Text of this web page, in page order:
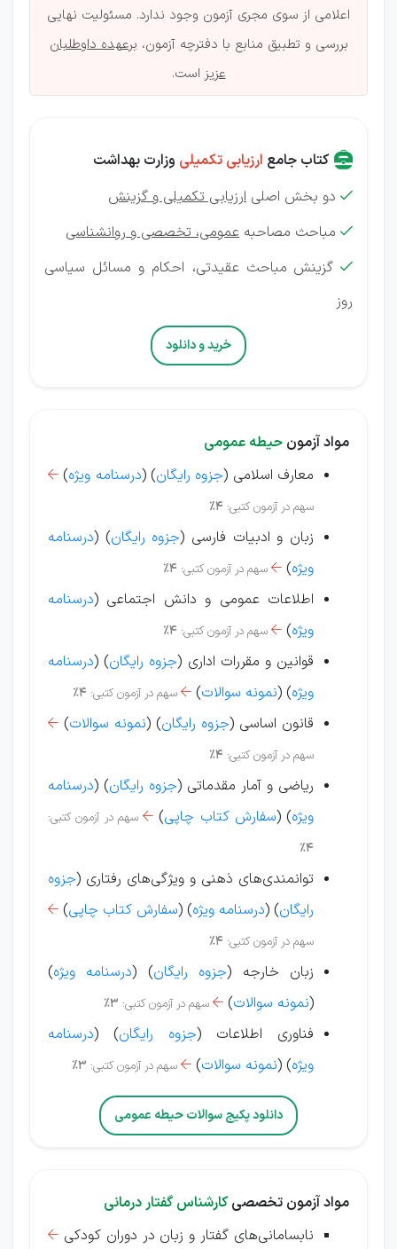
اعلامی از سوی مجری آزمون وجود ندارد. مسئولیت نهایی
بررسی و تطبیق منابع با دفترچه آزمون،برعهده داوطلبان
عزیزاست.
کتاب جامع ارزیابی تکمیلی وزارت بهداشت
 دو بخش اصلی ارزیابی تکمیلی و گزینش
 مباحث مصاحبه عمومی، تخصصی و روانشناسی
 گزینش مباحث عقیدتی، احکام و مسائل سیاسی
روز
خرید و دانلود
مواد آزمون حیطه عمومی
معارف اسلامی (جزوه رایگان) (درسنامه ویژه)

سهم در آزمون کتبی: 4%
زبان و ادبیات فارسی (جزوه رایگان) (درسنامه
ویژه)
 سهم در آزمون کتبی: 4%
اطلاعات عمومی و دانش اجتماعی (درسنامه
ویژه)
 سهم در آزمون کتبی: 4%
قوانین و مقررات اداری (جزوه رایگان) (درسنامه
ویژه)
(نمونه سوالات)
 سهم در آزمون کتبی: 4%
قانون اساسی (جزوه رایگان) (نمونه سوالات)

سهم در آزمون کتبی: 4%
ریاضی و آمار مقدماتی (جزوه رایگان) (درسنامه
ویژه) (سفارش کتاب چاپی)
 سهم در آزمون کتبی:
4%
توانمندی‌های ذهنی و ویژگی‌های رفتاری (جزوه
رایگان) (درسنامه ویژه) (سفارش کتاب چاپی)

سهم در آزمون کتبی: 4%
زبان خارجه (جزوه رایگان) (درسنامه ویژه)
(نمونه سوالات)
 سهم در آزمون کتبی: 3%
فناوری اطلاعات (جزوه رایگان) (درسنامه
ویژه)
(نمونه سوالات)
 سهم در آزمون کتبی: 3%
دانلود پکیج سوالات حیطه عمومی
مواد آزمون تخصصیکارشناس گفتار درمانی
نابسامانی‌های گفتار و زبان در دوران کودکی 